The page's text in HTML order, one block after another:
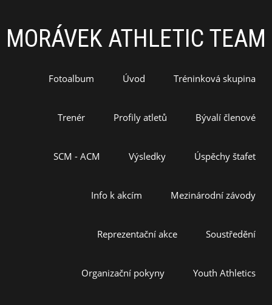
MORÁVEK ATHLETIC TEAM
Fotoalbum Úvod Tréninková skupina
Trenér Profily atletů Bývalí členové
SCM - ACM Výsledky Úspěchy štafet
Info k akcím Mezinárodní závody
Reprezentační akce Soustředění
Organizační pokyny Youth Athletics